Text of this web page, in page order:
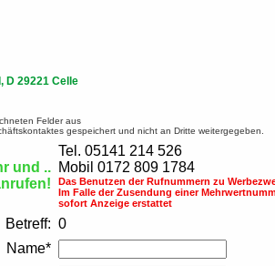
D 29221 Celle
Felder aus
gespeichert und nicht an Dritte weitergegeben.
und ..
Tel. 05141 214 526
Mobil 0172 809 1784
Das Benutzen der Rufnummern zu
Im Falle der Zusendung einer
sofort Anzeige erstattet
Betreff: 0
Name*